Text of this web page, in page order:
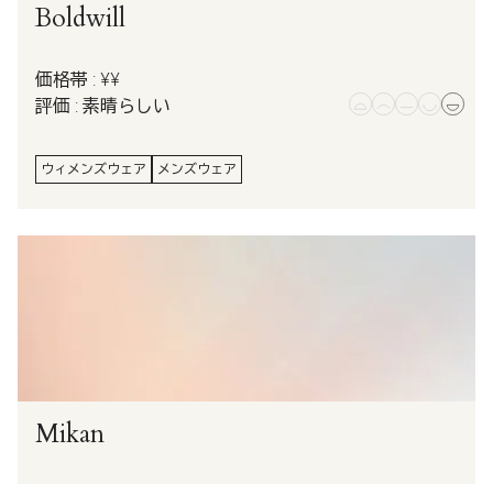
Boldwill
価格帯 : ¥¥
評価 : 素晴らしい
ウィメンズウェア メンズウェア
Mikan